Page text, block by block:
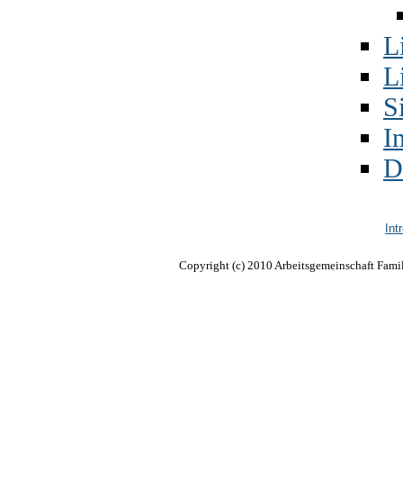
Copyright (c) 2010 Arbeitsgemeinschaft